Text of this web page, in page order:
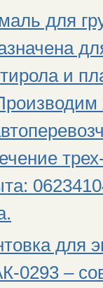
для
и
для
0293 –